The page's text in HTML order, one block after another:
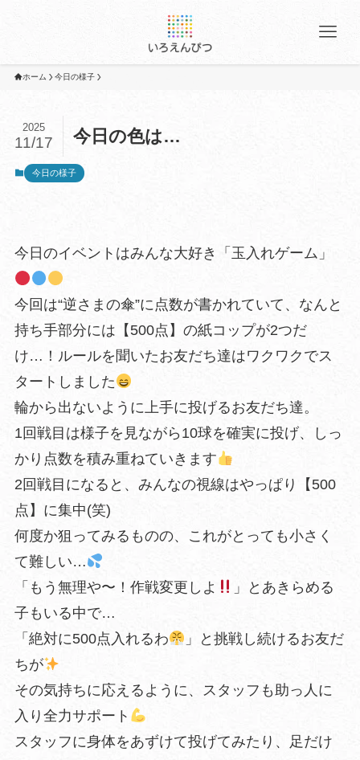
ホーム 今日の様子
今日の色は…
2025
11/17
今日の様子
今日のイベントはみんな大好き「玉入れゲーム」
今回は“逆さまの傘”に点数が書かれていて、なんと
持ち手部分には【500点】の紙コップが2つだ
け…！ルールを聞いたお友だち達はワクワクでス
タートしました
輪から出ないように上手に投げるお友だち達。
1回戦目は様子を見ながら10球を確実に投げ、しっ
かり点数を積み重ねていきます
2回戦目になると、みんなの視線はやっぱり【500
点】に集中(笑)
何度か狙ってみるものの、これがとっても小さく
て難しい…
「もう無理や〜！作戦変更しよ
」とあきらめる
子もいる中で…
「絶対に500点入れるわ
」と挑戦し続けるお友だ
ちが
その気持ちに応えるように、スタッフも助っ人に
入り全力サポート
スタッフに身体をあずけて投げてみたり、足だけ